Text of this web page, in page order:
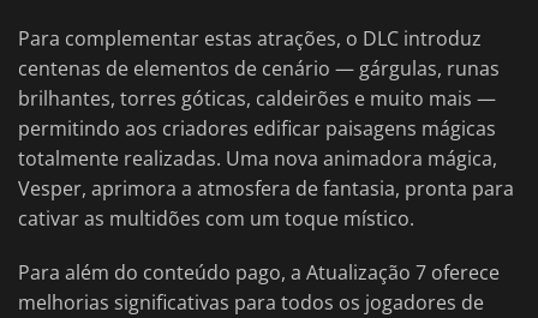
Para complementar estas atrações, o DLC introduz
centenas de elementos de cenário — gárgulas, runas
brilhantes, torres góticas, caldeirões e muito mais —
permitindo aos criadores edificar paisagens mágicas
totalmente realizadas. Uma nova animadora mágica,
Vesper, aprimora a atmosfera de fantasia, pronta para
cativar as multidões com um toque místico.
Para além do conteúdo pago, a Atualização 7 oferece
melhorias significativas para todos os jogadores de